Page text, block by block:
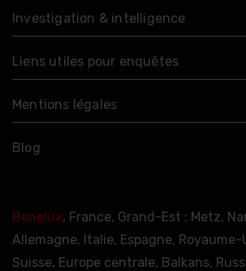
Investigation & intelligence
Liens utiles pour enquêtes
Mentions légales
Blog
Benelux, France, Grand-Est : Metz,
Allemagne, Italie, Espagne, Royaume-
Suisse, Europe centrale, Balkans,